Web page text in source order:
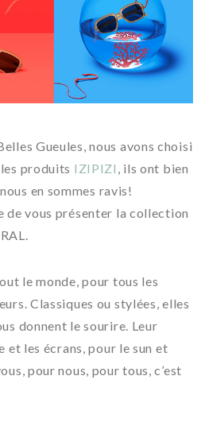
Gueules, nous avons choisi
produits IZIPIZI , ils ont bien
en sommes ravis!
de vous présenter la collection
le monde, pour tous les
Classiques ou stylées, elles
donnent le sourire. Leur
et les écrans, pour le sun et
pour nous, pour tous, c’est